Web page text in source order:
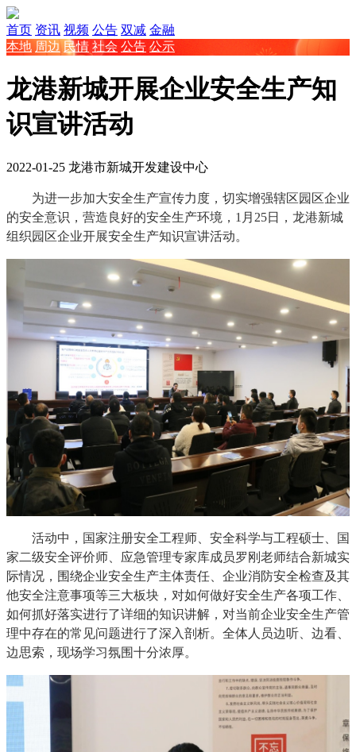
首页 资讯 视频 公告 双减 金融
本地 周边 民情 社会 公告 公示
龙港新城开展企业安全生产知
识宣讲活动
2022-01-25 龙港市新城开发建设中心
为进一步加大安全生产宣传力度，切实增强辖区园区企业
的安全意识，营造良好的安全生产环境， 1月25日 ， 龙港新城
组织园区企业开展安全生产知识宣讲活动。
活动中 ， 国家注册安全工程师、安全科学与工程硕士、国
家二级安全评价师、应急管理专家库成员罗刚老师结合新城实
际情况，围绕企业安全生产主体责任、企业消防安全检查及其
他安全注意事项等三大板块 ，对如何做好安全生产各项工作、
如何抓好落实进行了详细的知识讲解，对当前企业安全生产管
理中存在的常见问题进行了深入剖析。 全体人员边听、边看、
边思索，现场学习氛围十分浓厚。